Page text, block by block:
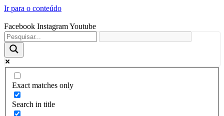
Ir para o conteúdo
Facebook InstagramYoutube
Exact matches only
Search in title